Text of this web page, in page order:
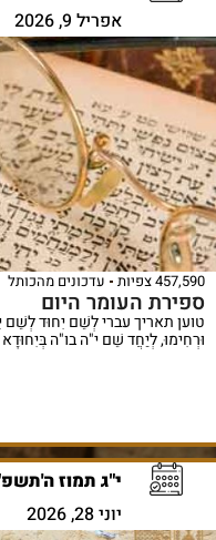
אפריל 9, 2026
457,590 צפיות עדכונים מהכותל
ספירת העומר היום
טוען תאריך עברי לְשֵׁם יִחוּד לְשֵׁם
וּרְחִימוּ, לְיַחֲד שֵׁם י"ה בו"ה
י"ג תמוז
יוני 28, 2026